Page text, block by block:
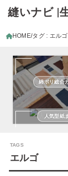
縫いナビ |
HOME タグ : エルゴ
綿ポリ総合
人気型紙
エルゴ